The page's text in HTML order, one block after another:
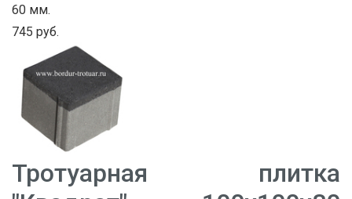
60 мм.
745 руб.
Тротуарная плитка